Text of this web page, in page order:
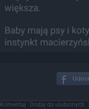
Komentuj Dodaj do ulubionych